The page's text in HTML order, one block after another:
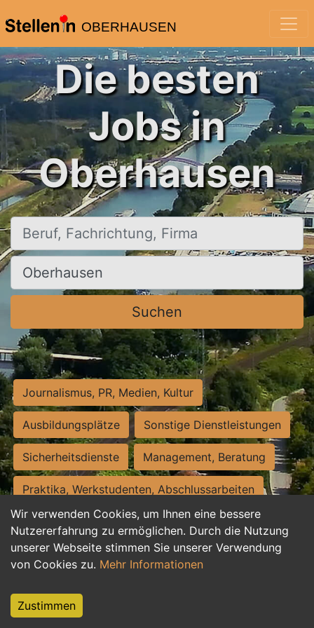
OBERHAUSEN
Wir verwenden Cookies, um Ihnen eine bessere
Nutzererfahrung zu ermöglichen. Durch die Nutzung
unserer Webseite stimmen Sie unserer Verwendung
von Cookies zu. Mehr Informationen
Zustimmen
Die besten
Jobs in
Oberhausen
Beruf, Fachrichtung, Firma
Ort, Stadt
Suchen
Journalismus, PR, Medien, Kultur
Ausbildungsplätze Sonstige Dienstleistungen
Sicherheitsdienste Management, Beratung
Praktika, Werkstudenten, Abschlussarbeiten
Personalwesen Assistenz, Sekretariat
Hilfskräfte, Aushilfs- und Nebenjobs
Weiterbildung, Studium, duale Ausbildung